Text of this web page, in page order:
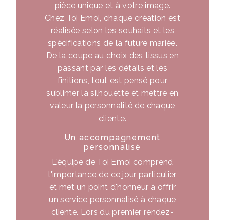
pièce unique et à votre image.
Chez Toi Emoi, chaque création est
réalisée selon les souhaits et les
spécifications de la future mariée.
De la coupe au choix des tissus en
passant par les détails et les
finitions, tout est pensé pour
sublimer la silhouette et mettre en
valeur la personnalité de chaque
cliente.
Un accompagnement
personnalisé
L'équipe de Toi Emoi comprend
l'importance de ce jour particulier
et met un point d'honneur à offrir
un service personnalisé à chaque
cliente. Lors du premier rendez-